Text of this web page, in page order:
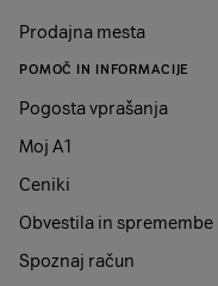
Prodajna mesta
POMOČ IN INFORMACIJE
Pogosta vprašanja
Moj A1
Ceniki
Obvestila in spremembe
Spoznaj račun